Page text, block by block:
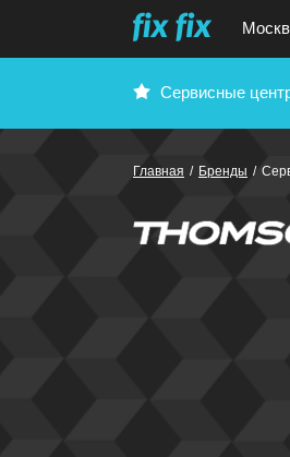
Сервисные
Главная / Бренды /